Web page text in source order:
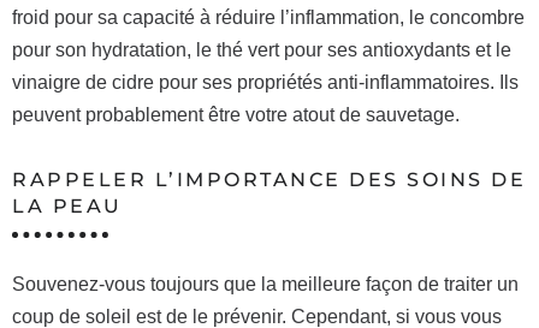
froid pour sa capacité à réduire l’inflammation, le concombre
pour son hydratation, le thé vert pour ses antioxydants et le
vinaigre de cidre pour ses propriétés anti-inflammatoires. Ils
peuvent probablement être votre atout de sauvetage.
RAPPELER L’IMPORTANCE DES SOINS DE
LA PEAU
Souvenez-vous toujours que la meilleure façon de traiter un
coup de soleil est de le prévenir. Cependant, si vous vous